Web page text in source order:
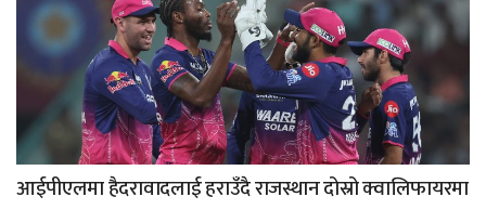
आईपीएलमा हैदरावादलाई हराउँदै राजस्थान दोस्रो क्वालिफायरमा